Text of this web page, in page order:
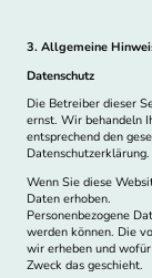
3. Allgemeine
Datenschutz
Die Betreiber dieser
ernst. Wir behandeln
entsprechend den
Datenschutzerklärung.
Wenn Sie diese
Daten erhoben.
Personenbezogene
werden können. Die
wir erheben und
Zweck das geschieht.